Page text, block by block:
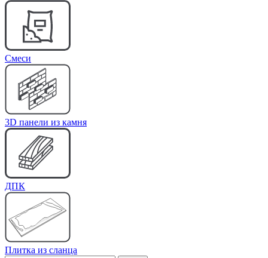
Cмеси
3D панели из камня
ДПК
Плитка из сланца